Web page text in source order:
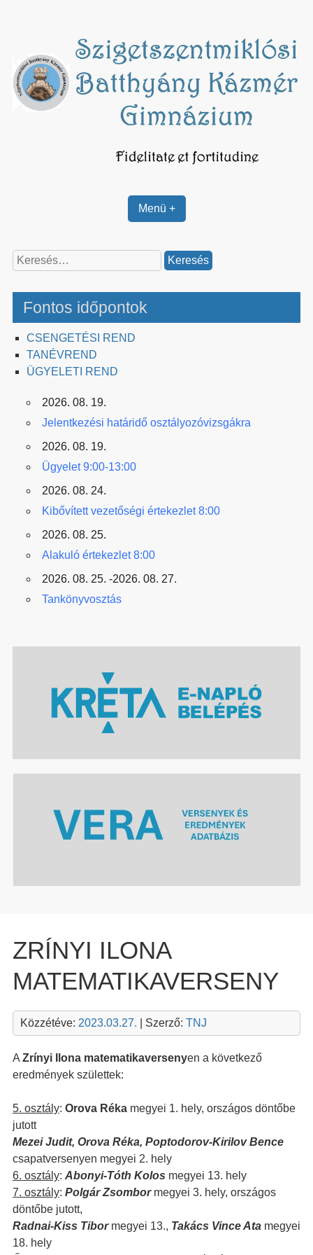
Menü +
Keresés:
Fontos időpontok
CSENGETÉSI REND
TANÉVREND
ÜGYELETI REND
2026. 08. 19.
Jelentkezési határidő osztályozóvizsgákra
2026. 08. 19.
Ügyelet 9:00-13:00
2026. 08. 24.
Kibővített vezetőségi értekezlet 8:00
2026. 08. 25.
Alakuló értekezlet 8:00
2026. 08. 25. -2026. 08. 27.
Tankönyvosztás
ZRÍNYI ILONA
MATEMATIKAVERSENY
Közzétéve: 2023.03.27. | Szerző: TNJ
A Zrínyi Ilona matematikaversenyen a következő
eredmények születtek:
5. osztály: Orova Rékamegyei 1. hely, országos döntőbe
jutott
Mezei Judit, Orova Réka, Poptodorov-Kirilov Bence
csapatversenyen megyei 2. hely
6. osztály: Abonyi-Tóth Kolos megyei 13. hely
7. osztály: Polgár Zsombormegyei 3. hely, országos
döntőbe jutott,
Radnai-Kiss Tibormegyei 13., Takács Vince Atamegyei
18. hely